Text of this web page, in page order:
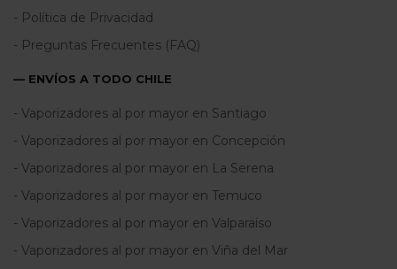
- Política de Privacidad
- Preguntas Frecuentes (FAQ)
— ENVÍOS A TODO CHILE
- Vaporizadores al por mayor en Santiago
- Vaporizadores al por mayor en Concepción
- Vaporizadores al por mayor en La Serena
- Vaporizadores al por mayor en Temuco
- Vaporizadores al por mayor en Valparaíso
- Vaporizadores al por mayor en Viña del Mar